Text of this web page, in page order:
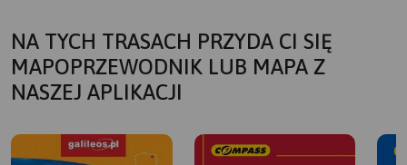
NA TYCH TRASACH PRZYDA CI SIĘ
MAPOPRZEWODNIK LUB MAPA Z
NASZEJ APLIKACJI